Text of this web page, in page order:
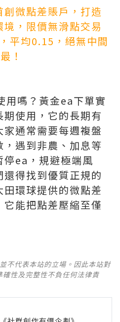
微點差賬戶，打造
，限價無滑點交易
平均0.15，絕無中間
！
用嗎？黃金ea下單實
使用‌，它的長期有
通常需要每週複盤
遇到非農、加息等
ea，規避極端風
得找到優質正規的
環球提供的微點差
能把點差壓縮至僅
不代表本站的立場。因此本站對
性及完整性不負任何法律責